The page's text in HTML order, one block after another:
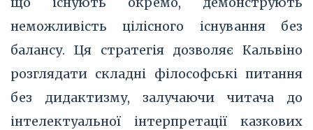
неможливість цілісного існування без
балансу. Ця стратегія дозволяє Кальвіно
розглядати складні філософські питання
без дидактизму, залучаючи читача до
інтелектуальної інтерпретації казкових